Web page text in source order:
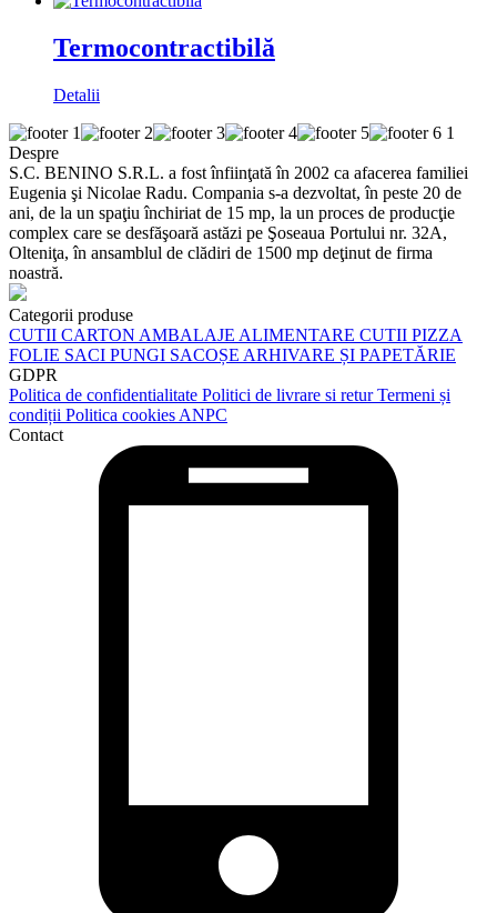
Termocontractibilă
Detalii
Despre
S.C. BENINO S.R.L. a fost înfiinţată în 2002 ca afacerea familiei
Eugenia şi Nicolae Radu. Compania s-a dezvoltat, în peste 20 de
ani, de la un spaţiu închiriat de 15 mp, la un proces de producţie
complex care se desfăşoară astăzi pe Şoseaua Portului nr. 32A,
Olteniţa, în ansamblul de clădiri de 1500 mp deţinut de firma
noastră.
Categorii produse
CUTII CARTON AMBALAJE ALIMENTARE CUTII PIZZA
FOLIE SACI PUNGI SACOȘE ARHIVARE ȘI PAPETĂRIE
GDPR
Politica de confidentialitate Politici de livrare si returTermeni și
condiții Politica cookies ANPC
Contact